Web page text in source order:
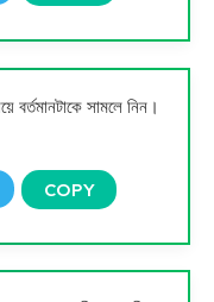
বর্তমানটাকে সামলে নিন।